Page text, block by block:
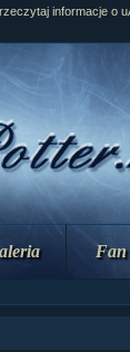
Fan
informacje o